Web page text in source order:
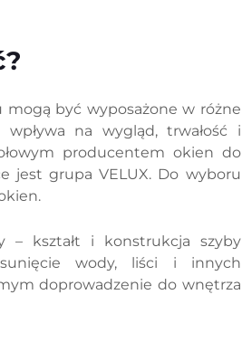
mogą być wyposażone w różne
na wygląd, trwałość i
producentem okien do
jest grupa VELUX. Do wyboru
– kształt i konstrukcja szyby
wody, liści i innych
doprowadzenie do wnętrza